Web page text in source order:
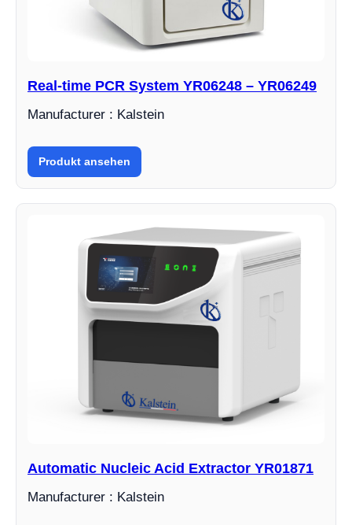
Real-time PCR System YR06248 – YR06249
Manufacturer : Kalstein
Produkt ansehen
Automatic Nucleic Acid Extractor YR01871
Manufacturer : Kalstein